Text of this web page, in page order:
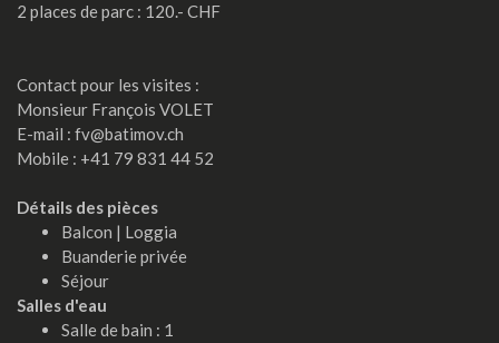
2 places de parc : 120.- CHF
Contact pour les visites :
Monsieur François VOLET
E-mail : fv@batimov.ch
Mobile : +41 79 831 44 52
Détails des pièces
Balcon | Loggia
Buanderie privée
Séjour
Salles d'eau
Salle de bain : 1